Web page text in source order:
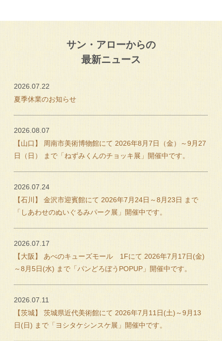
サン・アローからの
最新ニュース
2026.07.22
夏季休業のお知らせ
2026.08.07
【山口】 周南市美術博物館にて 2026年8月7日（金）～9月27
日（日） まで「ねずみくんのチョッキ展」開催中です。
2026.07.24
【石川】 金沢市迎賓館にて 2026年7月24日～8月23日 まで
「しあわせのぬいぐるみパーク展」開催中です。
2026.07.17
【大阪】 あべのキューズモール 1Fにて 2026年7月17日(金)
～8月5日(水) まで「パンどろぼうPOPUP」開催中です。
2026.07.11
【茨城】 茨城県近代美術館にて 2026年7月11日(土)～9月13
日(日) まで「ヨシタケシンスケ展」開催中です。